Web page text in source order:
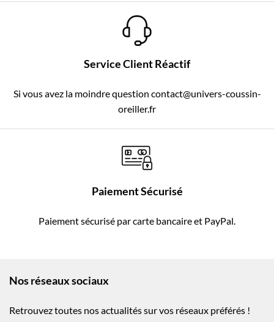
Service Client Réactif
Si vous avez la moindre question contact@univers-coussin-
oreiller.fr
Paiement Sécurisé
Paiement sécurisé par carte bancaire et PayPal.
Nos réseaux sociaux
Retrouvez toutes nos actualités sur vos réseaux préférés !